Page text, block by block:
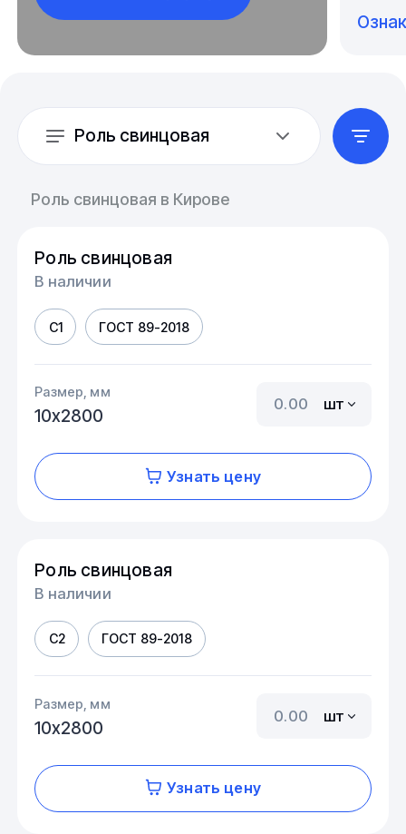
Роль свинцовая
Роль свинцовая в Кирове
Роль свинцовая
В наличии
С1 ГОСТ 89-2018
Размер, мм
10х2800
шт
Узнать цену
Роль свинцовая
В наличии
С2 ГОСТ 89-2018
Размер, мм
10х2800
шт
Узнать цену